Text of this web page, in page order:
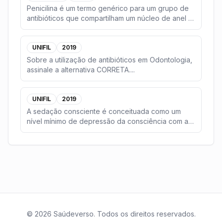
Penicilina é um termo genérico para um grupo de
antibióticos que compartilham um núcleo de anel β-
la...
UNIFIL 2019
Sobre a utilização de antibióticos em Odontologia,
assinale a alternativa CORRETA....
UNIFIL 2019
A sedação consciente é conceituada como um
nível mínimo de depressão da consciência com a
habilidade...
© 2026 Saúdeverso. Todos os direitos reservados.